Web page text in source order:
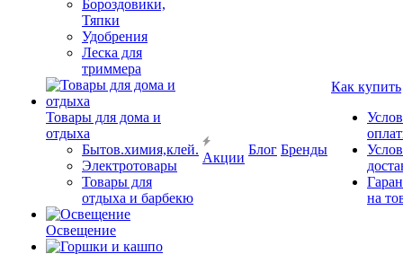
Бороздовики,
Тяпки
Удобрения
Леска для
триммера
Товары для дома и
отдыха
Бытов.химия,клей.
Электротовары
Товары для
отдыха и барбекю
Освещение
Акции
Блог Бренды
Как купить
на